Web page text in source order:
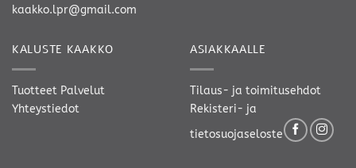
kaakko.lpr@gmail.com
KALUSTE KAAKKO
Tuotteet Palvelut
Yhteystiedot
ASIAKKAALLE
Tilaus- ja toimitusehdot
Rekisteri- ja
tietosuojaseloste